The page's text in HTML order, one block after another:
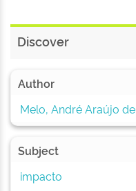
Discover
Author
Melo, André Araújo de
Subject
impacto